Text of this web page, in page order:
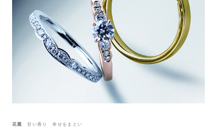
花麗 甘い香り 幸せをまとい